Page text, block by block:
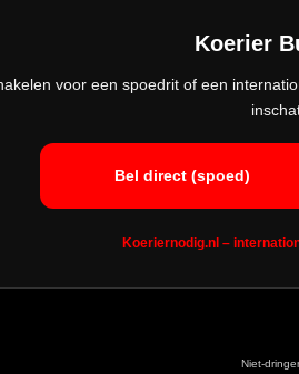
Koerier
voor een spoedrit of een
Bel direct (spoed)
Koeriernodig.nl –
Niet-